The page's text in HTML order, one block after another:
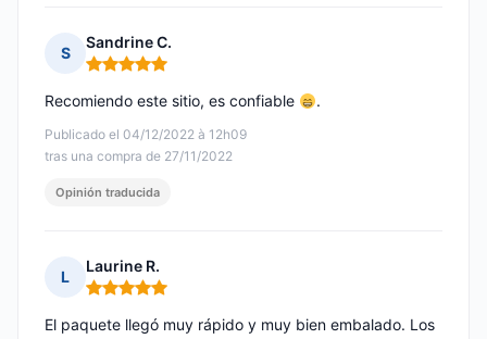
S
Sandrine C.
Nota: 5 de 5
Publicado el 04/12/2022 à 12h09
tras una compra de 27/11/2022
Recomiendo este sitio, es confiable .
Opinión traducida
L
Laurine R.
Nota: 5 de 5
El paquete llegó muy rápido y muy bien embalado. Los